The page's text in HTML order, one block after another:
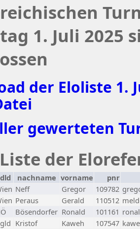
1. Juli 2025
der Eloliste 1.
gewerteten
der
nachname vorname
pnr
Neff Gregor 109782
Peraus Gerald 110512
Bösendorfer Ronald 101161
Kristof Kaweh 107547